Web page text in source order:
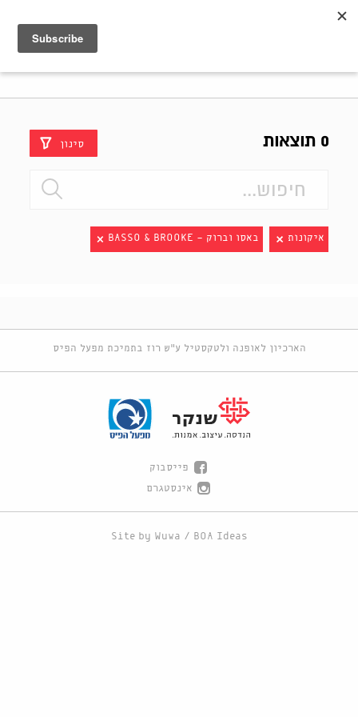
0 תוצאות סינון
איקונות באסו וברוק - BASSO & BROOKE
הארכיון לאופנה ולטקסטיל ע"ש רוז בתמיכת מפעל הפיס
פייסבוק
אינסטגרם
Site by Wuwa / BOA Ideas